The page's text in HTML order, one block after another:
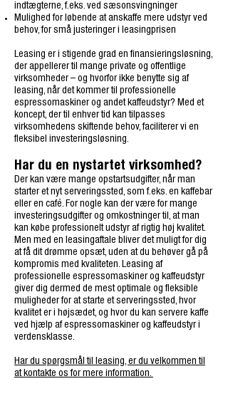
indtægterne, f.eks. ved sæsonsvingninger
Mulighed for løbende at anskaffe mere udstyr ved
behov, for små justeringer i leasingprisen
Leasing er i stigende grad en finansieringsløsning,
der appellerer til mange private og offentlige
virksomheder – og hvorfor ikke benytte sig af
leasing, når det kommer til professionelle
espressomaskiner og andet kaffeudstyr? Med et
koncept, der til enhver tid kan tilpasses
virksomhedens skiftende behov, faciliterer vi en
fleksibel investeringsløsning.
Har du en nystartet virksomhed?
Der kan være mange opstartsudgifter, når man
starter et nyt serveringssted, som f.eks. en kaffebar
eller en café. For nogle kan der være for mange
investeringsudgifter og omkostninger til, at man
kan købe professionelt udstyr af rigtig høj kvalitet.
Men med en leasingaftale bliver det muligt for dig
at få dit drømme opsæt, uden at du behøver gå på
kompromis med kvaliteten. Leasing af
professionelle espressomaskiner og kaffeudstyr
giver dig dermed de mest optimale og fleksible
muligheder for at starte et serveringssted, hvor
kvalitet er i højsædet, og hvor du kan servere kaffe
ved hjælp af espressomaskiner og kaffeudstyr i
verdensklasse.
Har du spørgsmål til leasing, er du velkommen til
at kontakte os for mere information.